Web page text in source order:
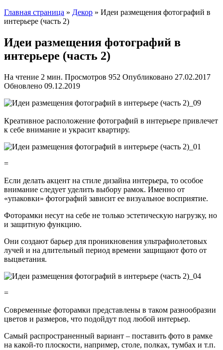
Главная страница » Декор » Идеи размещения фотографий в
интерьере (часть 2)
Идеи размещения фотографий в
интерьере (часть 2)
На чтение 2 мин. Просмотров 952 Опубликовано 27.02.2017
Обновлено 09.12.2019
Креативное расположение фотографий в интерьере привлечет
к себе внимание и украсит квартиру.
=
Если делать акцент на стиле дизайна интерьера, то особое
внимание следует уделить выбору рамок. Именно от
«упаковки» фотографий зависит ее визуальное восприятие.
Фоторамки несут на себе не только эстетическую нагрузку, но
и защитную функцию.
Они создают барьер для проникновения ультрафиолетовых
лучей и на длительный период времени защищают фото от
выцветания.
=
Современные фоторамки представлены в таком разнообразии
цветов и размеров, что подойдут под любой интерьер.
Самый распространенный вариант – поставить фото в рамке
на какой-то плоскости, например, столе, полках, тумбах и т.п.